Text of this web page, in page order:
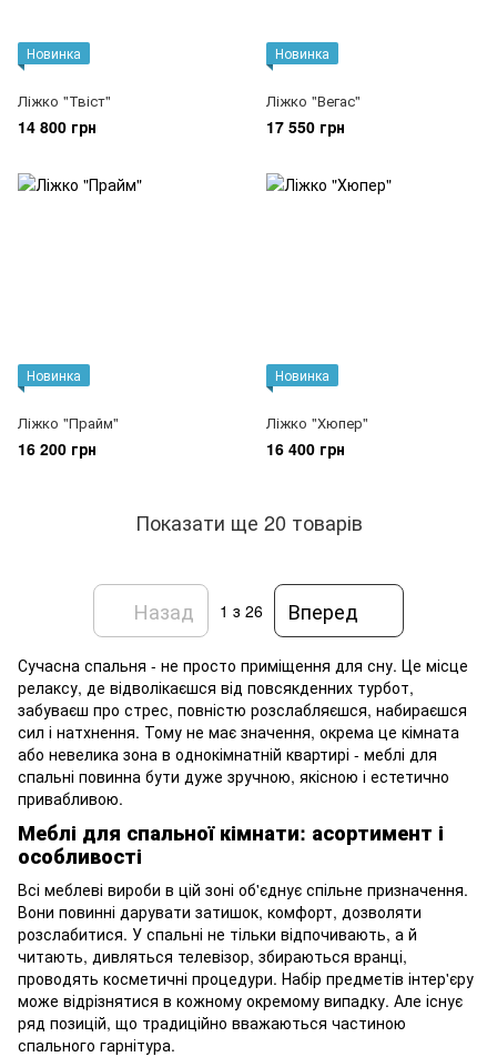
Новинка
Ліжко "Твіст"
14 800 грн
Новинка
Ліжко "Вегас"
17 550 грн
Новинка
Ліжко "Прайм"
16 200 грн
Новинка
Ліжко "Хюпер"
16 400 грн
Показати ще 20 товарів
Назад 1 з 26 Вперед
Сучасна спальня - не просто приміщення для сну. Це місце
релаксу, де відволікаєшся від повсякденних турбот,
забуваєш про стрес, повністю розслабляєшся, набираєшся
сил і натхнення. Тому не має значення, окрема це кімната
або невелика зона в однокімнатній квартирі - меблі для
спальні повинна бути дуже зручною, якісною і естетично
привабливою.
Меблі для спальної кімнати: асортимент і
особливості
Всі меблеві вироби в цій зоні об'єднує спільне призначення.
Вони повинні дарувати затишок, комфорт, дозволяти
розслабитися. У спальні не тільки відпочивають, а й
читають, дивляться телевізор, збираються вранці,
проводять косметичні процедури. Набір предметів інтер'єру
може відрізнятися в кожному окремому випадку. Але існує
ряд позицій, що традиційно вважаються частиною
спального гарнітура.